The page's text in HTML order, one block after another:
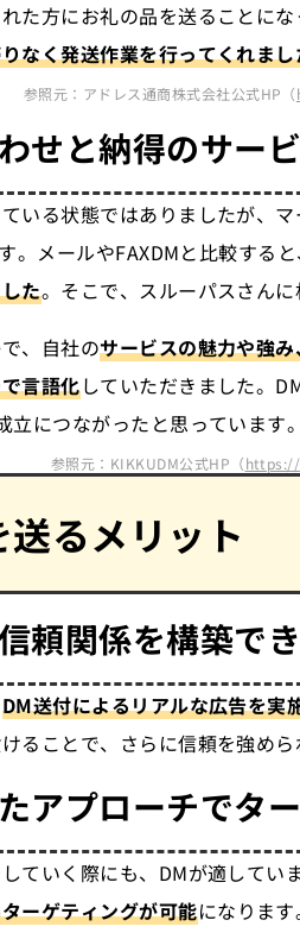
た方にお礼の品を送ることに
なく発送作業を行ってくれま
参照元：アドレス通商株式会社公式HP（
せと納得のサー
いる状態ではありましたが、
。メールやFAXDMと比較する
た。そこで、スルーパスさんに
、自社のサービスの魅力や強
言語化していただきました。
につながったと思っています
参照元：KIKKUDM公式HP（
るメリット
頼関係を構築で
DM送付によるリアルな広告を実
ることで、さらに信頼を強めら
アプローチでタ
ていく際にも、DMが適して
ーゲティングが可能になります